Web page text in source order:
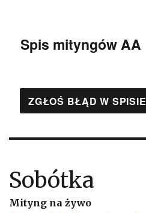
Spis mityngów AA
ZGŁOŚ BŁĄD W SPISIE
Sobótka
Mityng na żywo